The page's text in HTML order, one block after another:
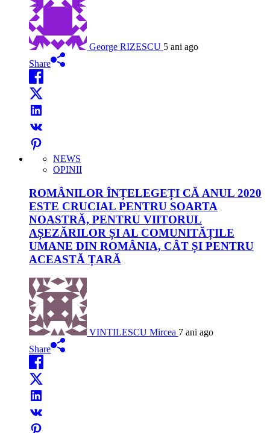
George RIZESCU 5 ani ago
Share
NEWS
OPINII
ROMÂNILOR ÎNȚELEGEȚI CĂ ANUL 2020
ESTE CRUCIAL PENTRU SOARTA
NOASTRĂ, PENTRU VIITORUL
AȘEZĂRILOR ȘI AL COMUNITĂȚILE
UMANE DIN ROMÂNIA, CÂT ȘI PENTRU
ACEASTĂ ȚARĂ
VINTILESCU Mircea 7 ani ago
Share